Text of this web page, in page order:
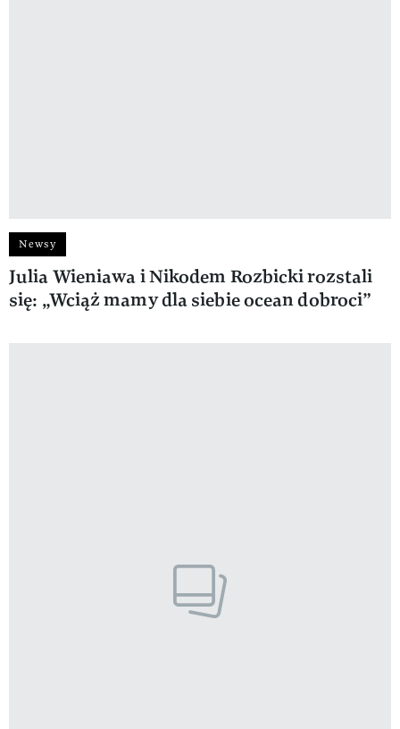
Newsy
Julia Wieniawa i Nikodem Rozbicki rozstali
się: „Wciąż mamy dla siebie ocean dobroci”